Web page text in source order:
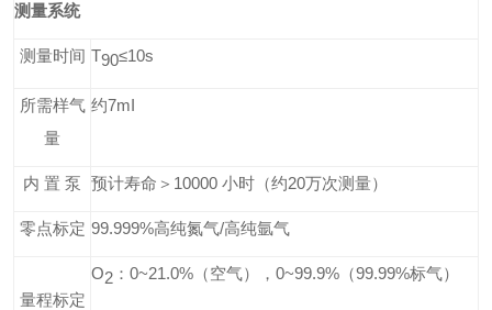
测量系统
测量时间 T90≤10s
所需样气
量
约7mI
内 置 泵 预计寿命＞ 10000 小时 （约20万次测量）
零点标定 99.999%高纯氮气/高纯氩气
量程标定
O2 ： 0~21.0% （空气） ，0~99.9% （99.99%标气）